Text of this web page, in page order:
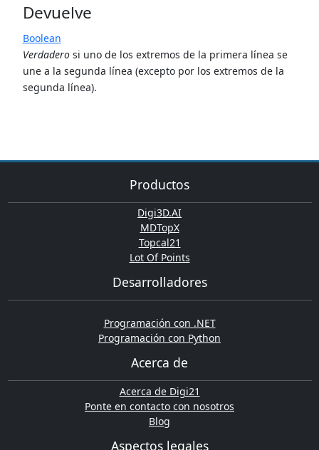
Devuelve
Boolean
Verdaderosi uno de los extremos de la primera línea se
une a la segunda línea (excepto por los extremos de la
segunda línea).
Productos
Digi3D.AI
MDTopX
Topcal21
Lot Of Points
Desarrolladores
Programación con .NET
Programación con Python
Acerca de
Acerca de Digi21
Ponte en contacto con nosotros
Blog
Aspectos legales